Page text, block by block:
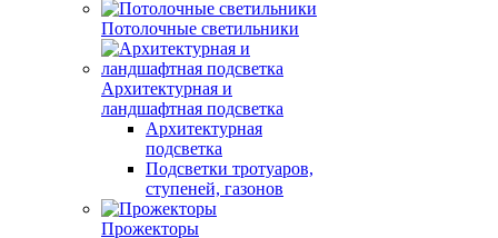
Потолочные светильники
Архитектурная и
ландшафтная подсветка
Архитектурная
подсветка
Подсветки тротуаров,
ступеней, газонов
Прожекторы